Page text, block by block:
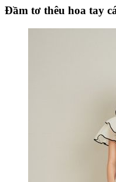
Đầm tơ thêu hoa tay